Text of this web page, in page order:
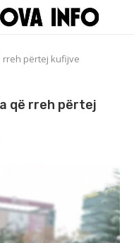
rreh përtej kufijve
që rreh përtej